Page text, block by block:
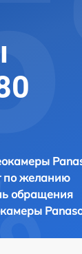
по желанию
обращения